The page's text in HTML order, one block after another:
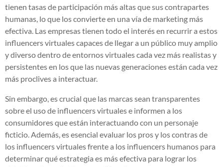
tienen tasas de participación más altas que sus contrapartes
humanas, lo que los convierte en una vía de marketing más
efectiva. Las empresas tienen todo el interés en recurrir a estos
influencers virtuales capaces de llegar a un público muy amplio
y diverso dentro de entornos virtuales cada vez más realistas y
persistentes en los que las nuevas generaciones están cada vez
más proclives a interactuar.
Sin embargo, es crucial que las marcas sean transparentes
sobre el uso de influencers virtuales e informen a los
consumidores que están interactuando con un personaje
ficticio. Además, es esencial evaluar los pros y los contras de
los influencers virtuales frente a los influencers humanos para
determinar qué estrategia es más efectiva para lograr los